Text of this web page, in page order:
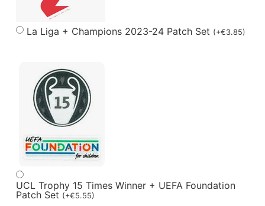
La Liga + Champions 2023-24 Patch Set (+€3.85)
UCL Trophy 15 Times Winner + UEFA Foundation
Patch Set (+€5.55)